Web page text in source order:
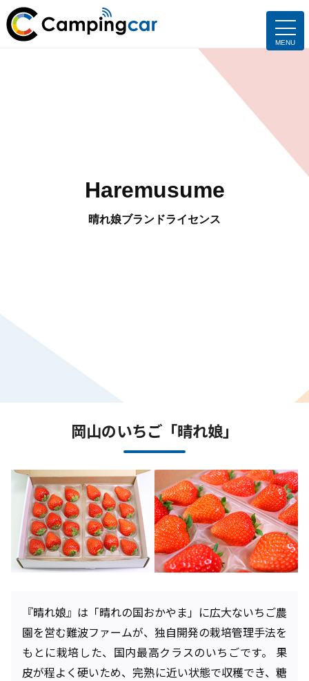
Haremusume
晴れ娘ブランドライセンス
岡山のいちご「晴れ娘」
『晴れ娘』は「晴れの国おかやま」に広大ないちご農
園を営む難波ファームが、独自開発の栽培管理手法を
もとに栽培した、国内最高クラスのいちごです。 果
皮が程よく硬いため、完熟に近い状態で収穫でき、糖